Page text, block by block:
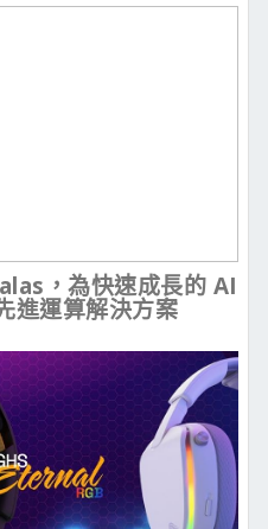
，為快速成長的 AI
進運算解決方案